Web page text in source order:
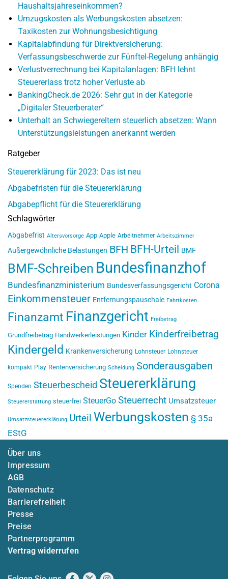
Haushaltsjahreseinkommen?
Umzugskosten als Werbungskosten absetzen:
Taxikosten zur Wohnungsbesichtigung
Kapitalabfindung für Direktversicherung:
Verfassungsbeschwerde zur Fünftel-Regelung anhängig
Verlustverrechnung bei Kapitalanlagen: BFH lehnt
Steuererlass trotz hoher Verluste ab
BankingCheck.de 2026: Sehr gut in der Kategorie
„Digitaler Steuerberater“
Unterhalt an Schwiegereltern steuerlich absetzen: Wann
Unterstützungsleistungen anerkannt werden
Ratgeber
Steuererklärung für 2023: Das ist neu
Abgabefristen für die Steuererklärung
Abgabepflicht für die Steuererklärung
Schlagwörter
Abgabefrist Altersvorsorge App Apple Arbeitnehmer Arbeitszimmer
Außergewöhnliche Belastungen BFH BFH-Urteil BMF
BMF-Schreiben Bundesfinanzhof
Bundesfinanzministerium Bundesverfassungsgericht Corona
Einkommensteuer Entfernungspauschale Fahrtkosten
Finanzamt Finanzgericht Freibetrag
Grundfreibetrag Handwerkerleistungen Kinder Kinderfreibetrag
Kindergeld Krankenversicherung Lohnsteuer Lohnsteuer
kompakt Play Rentenversicherung Scheidung Sonderausgaben
Spenden Steuerbescheid Steuererklärung
Steuererstattung steuerfrei SteuerGo Steuerrecht Umsatzsteuer
Umsatzsteuererklärung Urteil Werbungskosten § 35a
EStG
Über uns
Impressum
AGB
Datenschutz
Barrierefreiheit
Presse
Preise
Partnerprogramm
Vertrag widerrufen